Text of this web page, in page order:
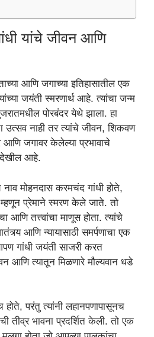
यांचे जीवन आणि
आणि जगाच्या इतिहासातील एक
जयंती स्मरणार्थ आहे. त्यांचा जन्म
पोरबंदर येथे झाला. हा
उत्सव नाही तर त्यांचे जीवन, शिकवण
आणि जगावर केलेल्या प्रभावाचे
देखील आहे.
नाव मोहनदास करमचंद गांधी होते,
म्हणून प्रेमाने स्मरण केले जाते. तो
आणि तत्त्वांचा माणूस होता. त्यांचे
आणि न्यायासाठी समर्पणाचा एक
गांधी जयंती साजरी करत
आणि त्यातून मिळणारे मौल्यवान धडे
होते, परंतु त्यांनी लहानपणापासूनच
तीव्र भावना प्रदर्शित केली. तो एक